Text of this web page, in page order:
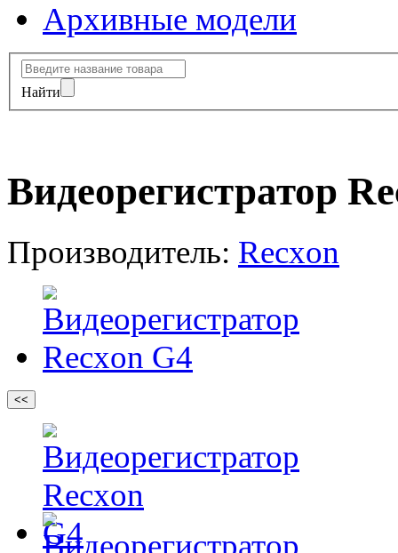
Архивные модели
Найти
Видеорегистратор
Производитель: Recxon
<<